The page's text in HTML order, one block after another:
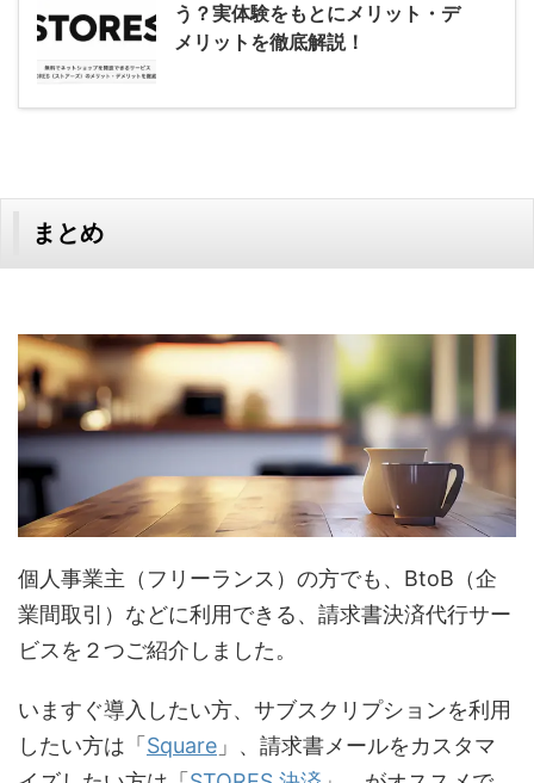
う？実体験をもとにメリット・デ
メリットを徹底解説！
まとめ
個人事業主（フリーランス）の方でも、BtoB（企
業間取引）などに利用できる、請求書決済代行サー
ビスを２つご紹介しました。
いますぐ導入したい方、サブスクリプションを利用
したい方は「Square 」、請求書メールをカスタマ